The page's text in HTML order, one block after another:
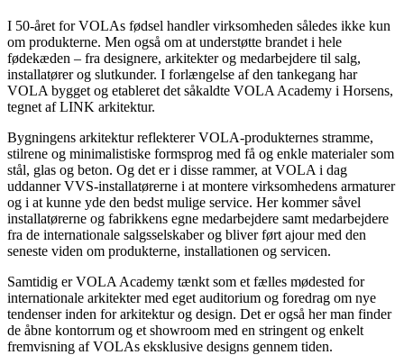
I 50-året for VOLAs fødsel handler virksomheden således ikke kun
om produkterne. Men også om at understøtte brandet i hele
fødekæden – fra designere, arkitekter og medarbejdere til salg,
installatører og slutkunder. I forlængelse af den tankegang har
VOLA bygget og etableret det såkaldte VOLA Academy i Horsens,
tegnet af LINK arkitektur.
Bygningens arkitektur reflekterer VOLA-produkternes stramme,
stilrene og minimalistiske formsprog med få og enkle materialer som
stål, glas og beton. Og det er i disse rammer, at VOLA i dag
uddanner VVS-installatørerne i at montere virksomhedens armaturer
og i at kunne yde den bedst mulige service. Her kommer såvel
installatørerne og fabrikkens egne medarbejdere samt medarbejdere
fra de internationale salgsselskaber og bliver ført ajour med den
seneste viden om produkterne, installationen og servicen.
Samtidig er VOLA Academy tænkt som et fælles mødested for
internationale arkitekter med eget auditorium og foredrag om nye
tendenser inden for arkitektur og design. Det er også her man finder
de åbne kontorrum og et showroom med en stringent og enkelt
fremvisning af VOLAs eksklusive designs gennem tiden.